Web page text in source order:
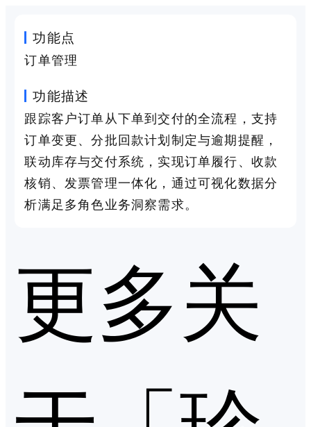
功能点
订单管理
功能描述
跟踪客户订单从下单到交付的全流程，支持
订单变更、分批回款计划制定与逾期提醒，
联动库存与交付系统，实现订单履行、收款
核销、发票管理一体化，通过可视化数据分
析满足多角色业务洞察需求。
更多关